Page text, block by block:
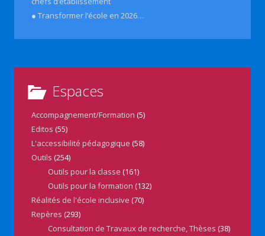
● Transformer l’école en 2026…
Espaces
Accompagnement/Formation (5)
Editos (55)
L'accessibilité pédagogique (58)
Outils (254)
Outils pour la classe (161)
Outils pour la formation (132)
Réalités de l'école inclusive (70)
Repères (293)
Consultation de Travaux de recherche, Thèses (38)